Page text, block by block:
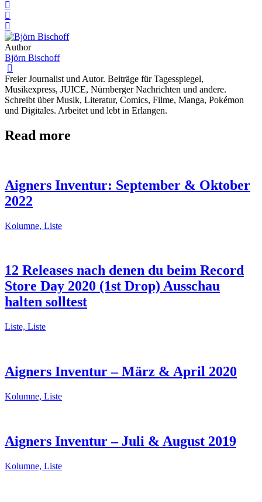
Author
Björn Bischoff
Freier Journalist und Autor. Beiträge für Tagesspiegel,
Musikexpress, JUICE, Nürnberger Nachrichten und andere.
Schreibt über Musik, Literatur, Comics, Filme, Manga, Pokémon
und Digitales. Arbeitet und lebt in Erlangen.
Read more
Aigners Inventur: September & Oktober
2022
Kolumne, Liste
12 Releases nach denen du beim Record
Store Day 2020 (1st Drop) Ausschau
halten solltest
Liste, Liste
Aigners Inventur – März & April 2020
Kolumne, Liste
Aigners Inventur – Juli & August 2019
Kolumne, Liste